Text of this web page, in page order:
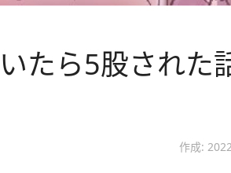
たら5股された
作成: